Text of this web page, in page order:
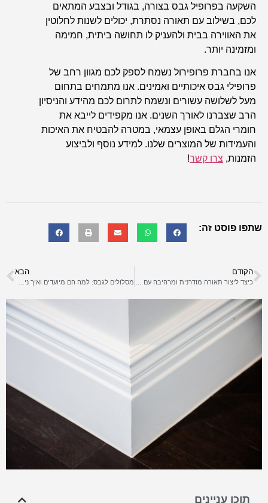
השקעה בפרופיל גבס בצורה, בגודל ובצבע המתאים
לכם, בשילוב עם תאורה נסתרת, יכולים לשנות לחלוטין
את האווירה בבית ולהעניק לו תחושה ביתית, חמימה
ומזמינה יותר.
אנו בחברת פרופירול נשמח לספק לכם מגוון רחב של
פרופילי גבס איכותיים ואמינים. אנו מתמחים בתחום
מעל לשלושה עשורים ונשמח לתרום לכם מהידע והניסיון
הרב שצברנו לאורך השנים. אנו מקפידים לייבא את
חומרי הגלם באופן עצמאי, במטרה להבטיח את האיכות
והעמידות של המוצרים שלנו. למידע נוסף ולביצוע
הזמנות, צרו קשר!
שתפו פוסט זה:
הקודם הבא
תוכן עניינים